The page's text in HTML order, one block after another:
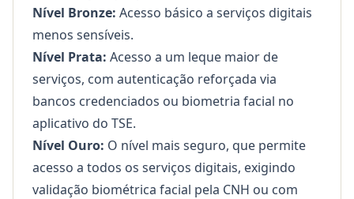
Nível Bronze: Acesso básico a serviços digitais
menos sensíveis.
Nível Prata: Acesso a um leque maior de
serviços, com autenticação reforçada via
bancos credenciados ou biometria facial no
aplicativo do TSE.
Nível Ouro: O nível mais seguro, que permite
acesso a todos os serviços digitais, exigindo
validação biométrica facial pela CNH ou com